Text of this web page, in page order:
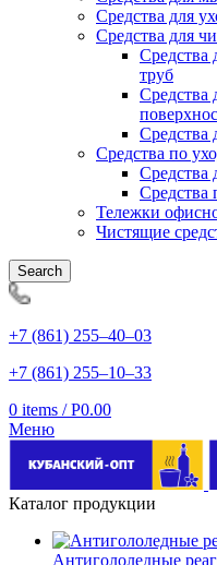
Средства для
Средства для
Средства
труб
Средства
Средства
Средства по
Средства
Средства
Тележки
Чистящие
Search
+7 (861) 255‒40‒03
+7 (861) 255‒10‒33
0 items / Р0.00
Меню
Каталог продукции
Антигололедные